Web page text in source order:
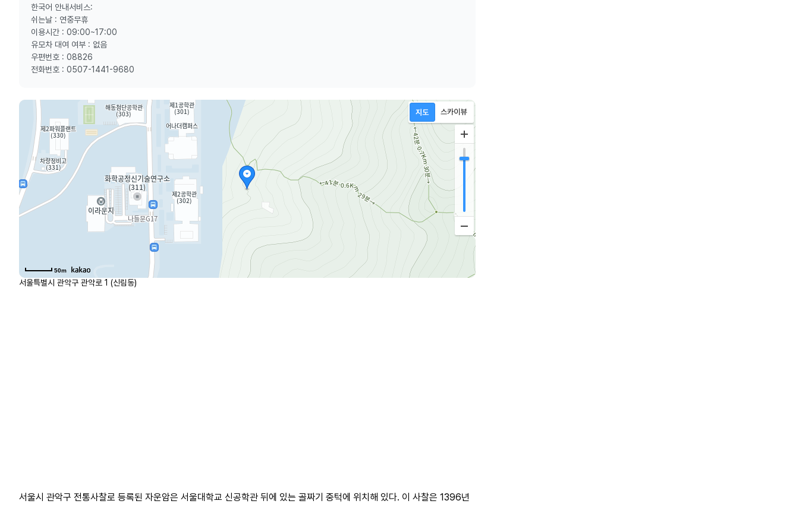
한국어 안내서비스:
쉬는날 : 연중무휴
이용시간 : 09:00~17:00
유모차 대여 여부 : 없음
우편번호 : 08826
전화번호 : 0507-1441-9680
50m
서울특별시 관악구 관악로 1 (신림동)
서울시 관악구 전통사찰로 등록된 자운암은 서울대학교 신공학관 뒤에 있는 골짜기 중턱에 위치해 있다. 이 사찰은 1396년